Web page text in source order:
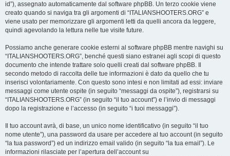
id”), assegnato automaticamente dal software phpBB. Un terzo cookie viene
creato quando si naviga tra gli argomenti di “ITALIANSHOOTERS.ORG” e
viene usato per memorizzare gli argomenti letti da quelli ancora da leggere,
quindi agevolando la lettura nelle tue visite future.
Possiamo anche generare cookie esterni al software phpBB mentre navighi su
“ITALIANSHOOTERS.ORG”, benché questi siano estranei agli scopi di questo
documento che intende trattare solo quelli creati dal software phpBB. Il
secondo metodo di raccolta delle tue informazioni è dato da quello che tu
inserisci volontariamente. Con questo sono intesi e non limitati ad essi: inviare
messaggi come utente ospite (in seguito “messaggi da ospite”), registrarsi su
“ITALIANSHOOTERS.ORG” (in seguito “il tuo account”) e l’invio di messaggi
dopo la registrazione e l’accesso (in seguito “i tuoi messaggi”).
Il tuo account avrà, di base, un unico nome identificativo (in seguito “il tuo
nome utente”), una password da usare per accedere al tuo account (in seguito
“la tua password”) ed un indirizzo email valido (in seguito “la tua email”). Le
informazioni rilasciate per l’apertura dell’account su